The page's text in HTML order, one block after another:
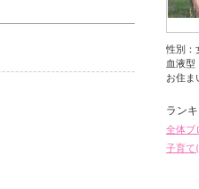
性別：
血液型
お住ま
ラン
全体ブ
子育て